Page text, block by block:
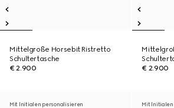
Mittelgroße Horsebit Ristretto
Schultertasche
€ 2.900
€ 2.900
Mit Initialen personalisieren Mit